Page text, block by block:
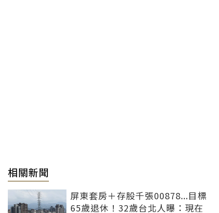
相關新聞
屏東套房＋存股千張00878...目標
65歲退休！32歲台北人曝：現在